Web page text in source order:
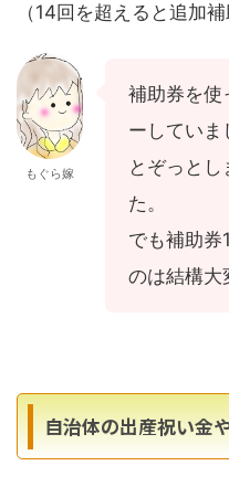
（14回を超えると追加
もぐら嫁
補助券を
ーしていま
とぞっと
た。
でも補助券
のは結構大
自治体の出産祝い金